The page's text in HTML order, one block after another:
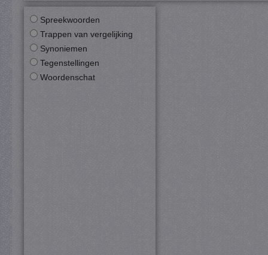
Spreekwoorden
Trappen van vergelijking
Synoniemen
Tegenstellingen
Woordenschat